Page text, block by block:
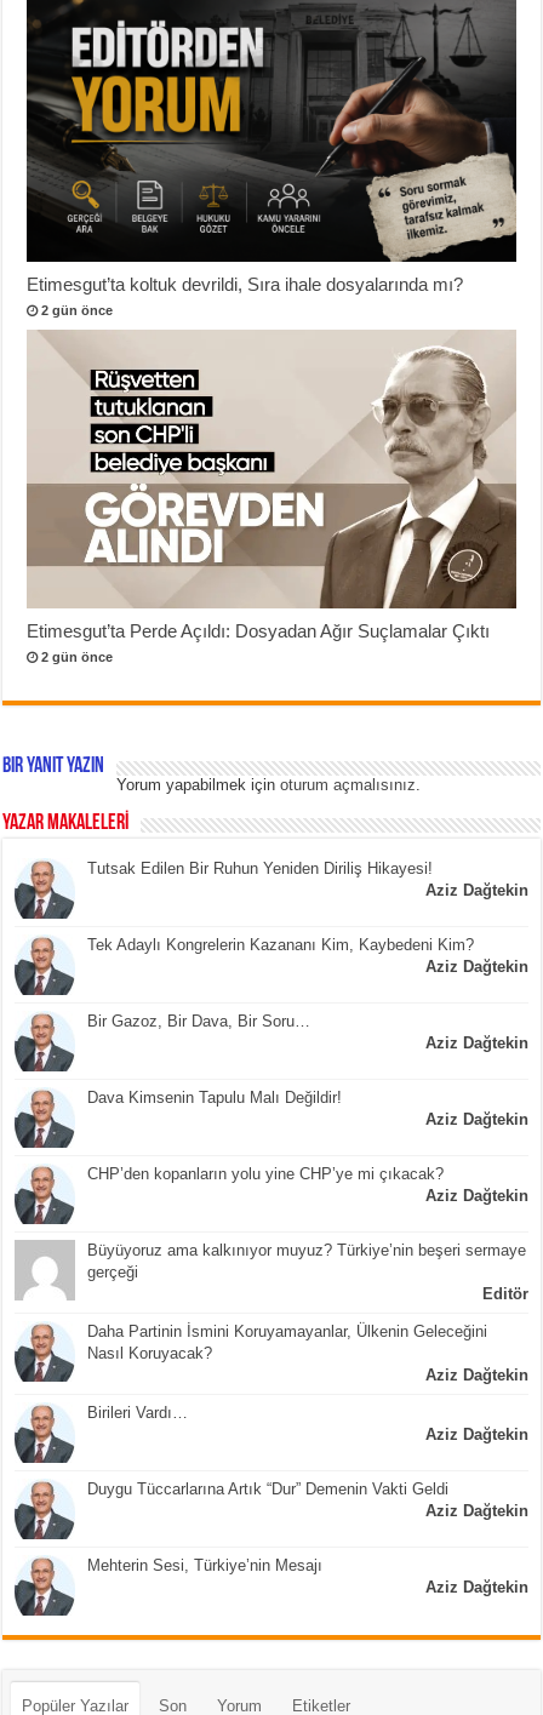
Etimesgut’ta koltuk devrildi, Sıra ihale dosyalarında mı?
2 gün önce
Etimesgut’ta Perde Açıldı: Dosyadan Ağır Suçlamalar Çıktı
2 gün önce
Bir yanıt yazın
Yorum yapabilmek içinoturum açmalısınız.
YAZAR MAKALELERİ
Tutsak Edilen Bir Ruhun Yeniden Diriliş Hikayesi!
Aziz Dağtekin
Tek Adaylı Kongrelerin Kazananı Kim, Kaybedeni Kim?
Aziz Dağtekin
Bir Gazoz, Bir Dava, Bir Soru…
Aziz Dağtekin
Dava Kimsenin Tapulu Malı Değildir!
Aziz Dağtekin
CHP’den kopanların yolu yine CHP’ye mi çıkacak?
Aziz Dağtekin
Büyüyoruz ama kalkınıyor muyuz? Türkiye’nin beşeri sermaye
gerçeği
Editör
Daha Partinin İsmini Koruyamayanlar, Ülkenin Geleceğini
Nasıl Koruyacak?
Aziz Dağtekin
Birileri Vardı…
Aziz Dağtekin
Duygu Tüccarlarına Artık “Dur” Demenin Vakti Geldi
Aziz Dağtekin
Mehterin Sesi, Türkiye’nin Mesajı
Aziz Dağtekin
Popüler Yazılar Son Yorum Etiketler